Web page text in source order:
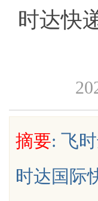
时达快
摘要: 飞
时达国际
年！久匠量身定制
你整张脸的点睛之
气质加分项